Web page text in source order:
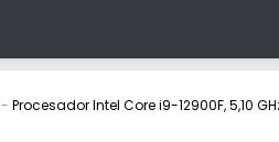
- Procesador Intel Core i9-12900F, 5,10